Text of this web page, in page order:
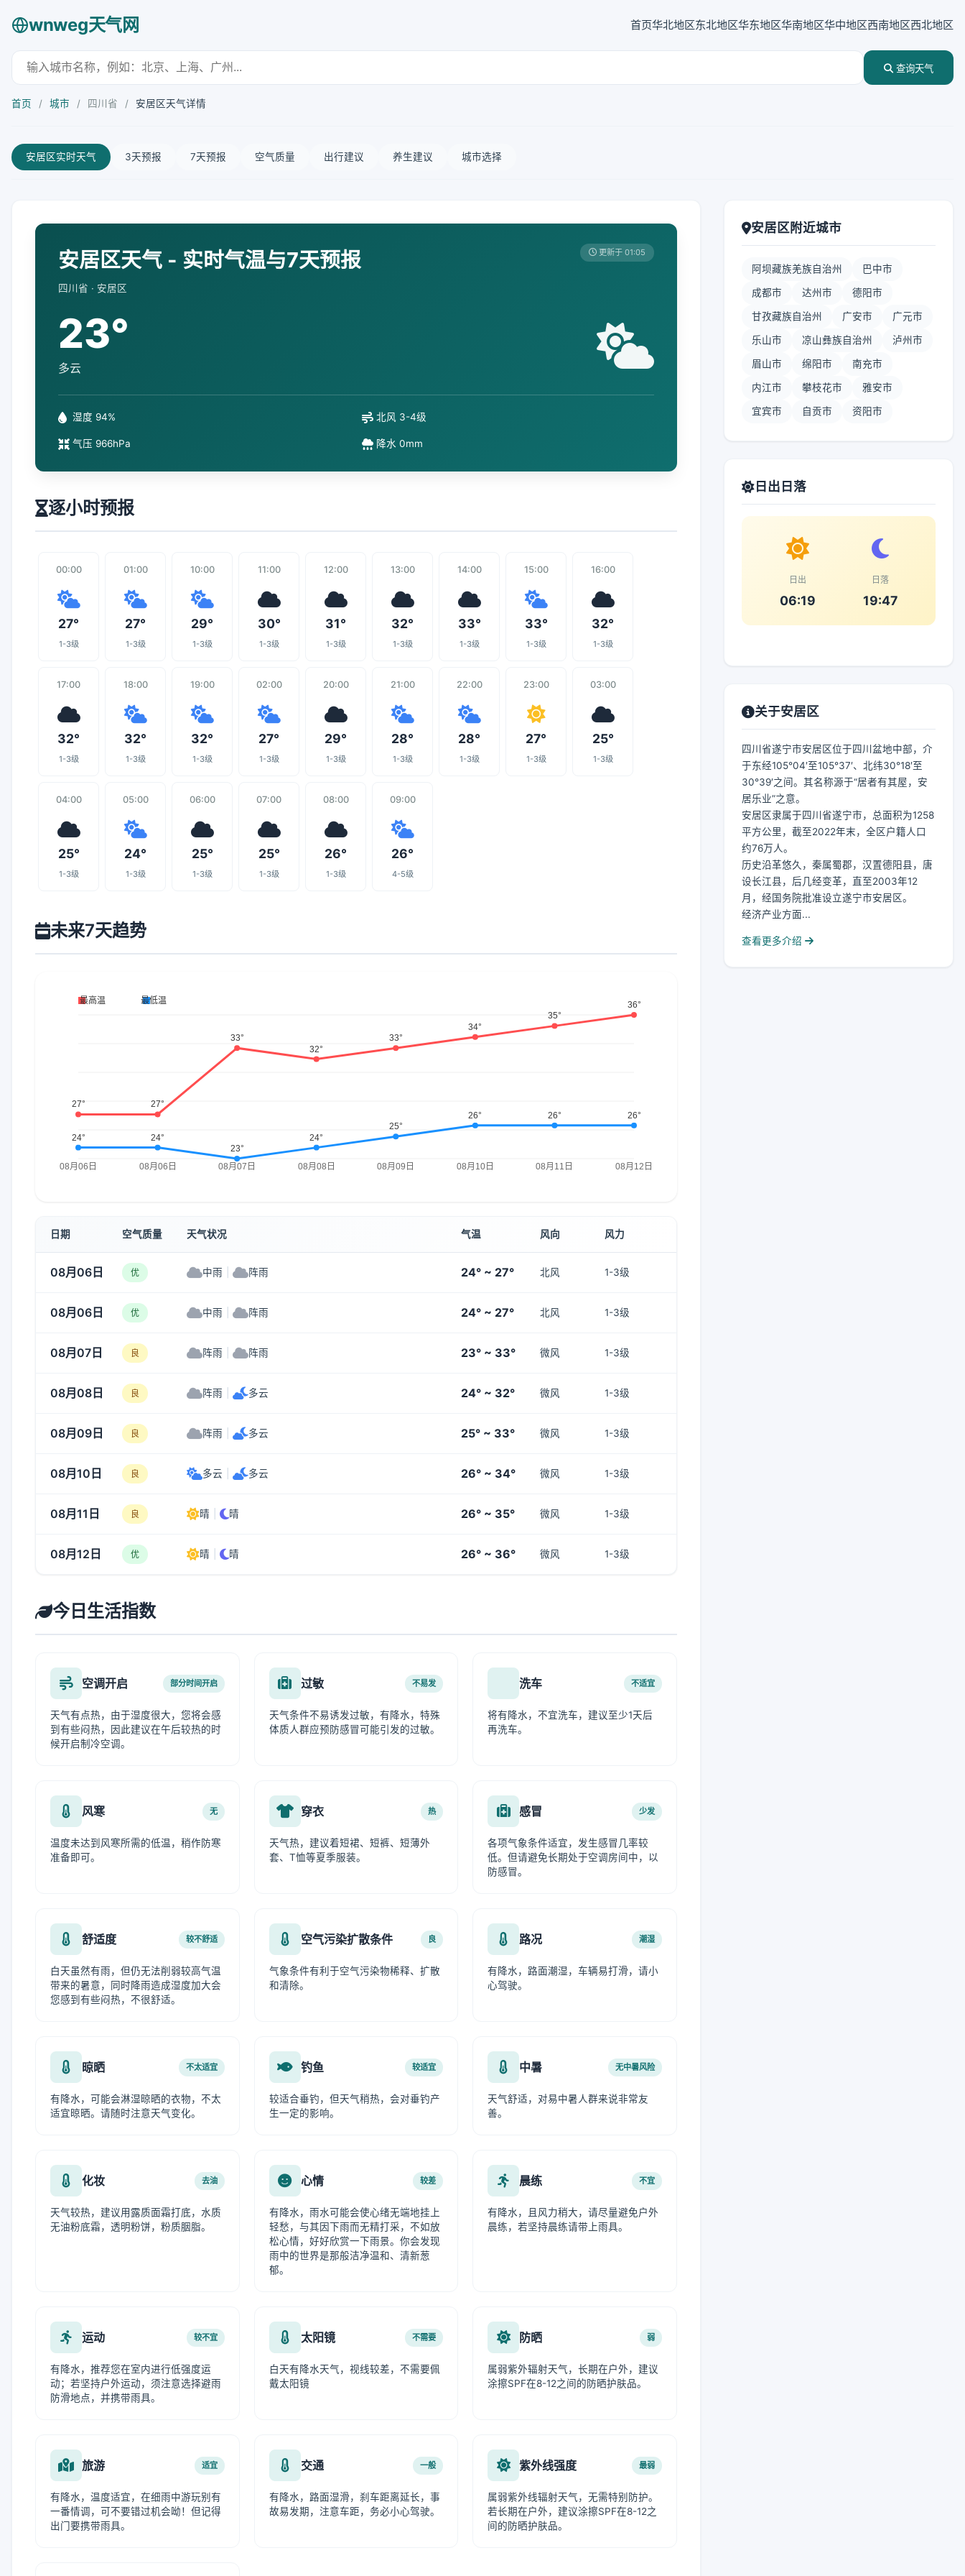
wnweg天气网 首页华北地区东北地区华东地区华南地区华中地区西南地区西北地区
查询天气
首页 / 城市 / 四川省 / 安居区天气详情
安居区实时天气 3天预报 7天预报 空气质量 出行建议 养生建议 城市选择
安居区天气 - 实时气温与7天预报
四川省 · 安居区
更新于 01:05
23°
多云
湿度 94% 北风 3-4级
气压 966hPa 降水 0mm
逐小时预报
00:00
27°
1-3级
01:00
27°
1-3级
10:00
29°
1-3级
11:00
30°
1-3级
12:00
31°
1-3级
13:00
32°
1-3级
14:00
33°
1-3级
15:00
33°
1-3级
16:00
32°
1-3级
17:00
32°
1-3级
18:00
32°
1-3级
19:00
32°
1-3级
02:00
27°
1-3级
20:00
29°
1-3级
21:00
28°
1-3级
22:00
28°
1-3级
23:00
27°
1-3级
03:00
25°
1-3级
04:00
25°
1-3级
05:00
24°
1-3级
06:00
25°
1-3级
07:00
25°
1-3级
08:00
26°
1-3级
09:00
26°
4-5级
未来7天趋势
日期 空气质量 天气状况 气温 风向 风力
08月06日 优 中雨 阵雨 24° ~ 27° 北风 1-3级
08月06日 优 中雨 阵雨 24° ~ 27° 北风 1-3级
08月07日 良 阵雨 阵雨 23° ~ 33° 微风 1-3级
08月08日 良 阵雨 多云 24° ~ 32° 微风 1-3级
08月09日 良 阵雨 多云 25° ~ 33° 微风 1-3级
08月10日 良 多云 多云 26° ~ 34° 微风 1-3级
08月11日 良 晴 晴 26° ~ 35° 微风 1-3级
08月12日 优 晴 晴 26° ~ 36° 微风 1-3级
今日生活指数
空调开启 部分时间开启
天气有点热，由于湿度很大，您将会感
到有些闷热，因此建议在午后较热的时
候开启制冷空调。
过敏 不易发
天气条件不易诱发过敏，有降水，特殊
体质人群应预防感冒可能引发的过敏。
洗车 不适宜
将有降水，不宜洗车，建议至少1天后
再洗车。
风寒 无
温度未达到风寒所需的低温，稍作防寒
准备即可。
穿衣 热
天气热，建议着短裙、短裤、短薄外
套、T恤等夏季服装。
感冒 少发
各项气象条件适宜，发生感冒几率较
低。但请避免长期处于空调房间中，以
防感冒。
舒适度 较不舒适
白天虽然有雨，但仍无法削弱较高气温
带来的暑意，同时降雨造成湿度加大会
您感到有些闷热，不很舒适。
空气污染扩散条件 良
气象条件有利于空气污染物稀释、扩散
和清除。
路况 潮湿
有降水，路面潮湿，车辆易打滑，请小
心驾驶。
晾晒 不太适宜
有降水，可能会淋湿晾晒的衣物，不太
适宜晾晒。请随时注意天气变化。
钓鱼 较适宜
较适合垂钓，但天气稍热，会对垂钓产
生一定的影响。
中暑 无中暑风险
天气舒适，对易中暑人群来说非常友
善。
化妆 去油
天气较热，建议用露质面霜打底，水质
无油粉底霜，透明粉饼，粉质胭脂。
心情 较差
有降水，雨水可能会使心绪无端地挂上
轻愁，与其因下雨而无精打采，不如放
松心情，好好欣赏一下雨景。你会发现
雨中的世界是那般洁净温和、清新葱
郁。
晨练 不宜
有降水，且风力稍大，请尽量避免户外
晨练，若坚持晨练请带上雨具。
运动 较不宜
有降水，推荐您在室内进行低强度运
动；若坚持户外运动，须注意选择避雨
防滑地点，并携带雨具。
太阳镜 不需要
白天有降水天气，视线较差，不需要佩
戴太阳镜
防晒 弱
属弱紫外辐射天气，长期在户外，建议
涂擦SPF在8-12之间的防晒护肤品。
旅游 适宜
有降水，温度适宜，在细雨中游玩别有
一番情调，可不要错过机会呦！但记得
出门要携带雨具。
交通 一般
有降水，路面湿滑，刹车距离延长，事
故易发期，注意车距，务必小心驾驶。
紫外线强度 最弱
属弱紫外线辐射天气，无需特别防护。
若长期在户外，建议涂擦SPF在8-12之
间的防晒护肤品。
安居区附近城市
阿坝藏族羌族自治州 巴中市
成都市 达州市 德阳市
甘孜藏族自治州 广安市 广元市
乐山市 凉山彝族自治州 泸州市
眉山市 绵阳市 南充市
内江市 攀枝花市 雅安市
宜宾市 自贡市 资阳市
日出日落
日出
06:19
日落
19:47
关于安居区
四川省遂宁市安居区位于四川盆地中部，介
于东经105°04′至105°37′、北纬30°18′至
30°39′之间。其名称源于“居者有其屋，安
居乐业”之意。
安居区隶属于四川省遂宁市，总面积为1258
平方公里，截至2022年末，全区户籍人口
约76万人。
历史沿革悠久，秦属蜀郡，汉置德阳县，唐
设长江县，后几经变革，直至2003年12
月，经国务院批准设立遂宁市安居区。
经济产业方面...
查看更多介绍